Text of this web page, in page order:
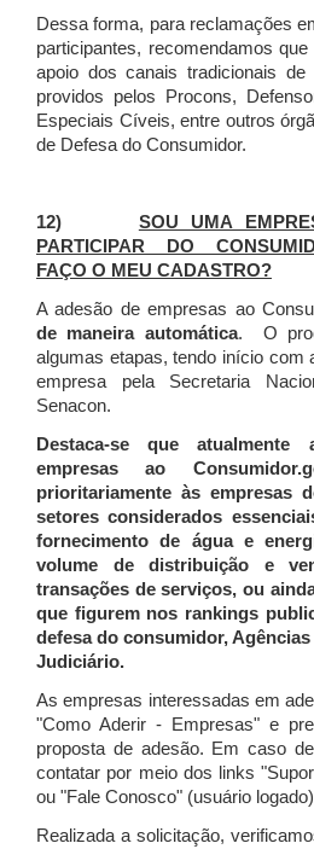
Dessa forma, para reclamações
participantes, recomendamos
apoio dos canais tradicionais de
providos pelos Procons,
Especiais Cíveis, entre outros
de Defesa do Consumidor.
12) SOU UMA
PARTICIPAR DO
FAÇO O MEU CADASTRO?
A adesão de empresas ao
de maneira automática. O
algumas etapas, tendo início com
empresa pela Secretaria
Senacon.
Destaca-se que
empresas ao
prioritariamente às empresas
setores considerados
fornecimento de água e
volume de distribuição e
transações de serviços, ou
que figurem nos rankings
defesa do consumidor,
Judiciário.
As empresas interessadas em
"Como Aderir - Empresas" e
proposta de adesão. Em caso
contatar por meio dos links
ou "Fale Conosco" (usuário
Realizada a solicitação,